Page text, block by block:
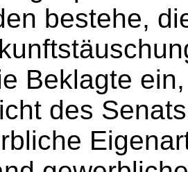
bestehe,
Beklagte
des